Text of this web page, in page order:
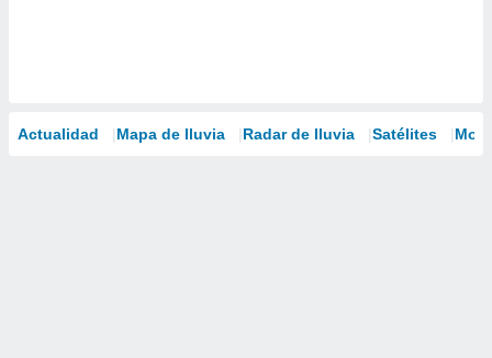
Actualidad Mapa de lluvia Radar de lluvia Satélites